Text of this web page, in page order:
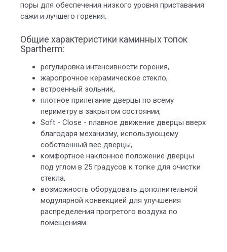
поры для обеспечения низкого уровня приставания
сажи и лучшего горения.
Общие характеристики каминных топок
Spartherm:
регулировка интенсивности горения,
жаропрочное керамическое стекло,
встроенный зольник,
плотное прилегание дверцы по всему
периметру в закрытом состоянии,
Soft - Close - плавное движение дверцы вверх
благодаря механизму, использующему
собственный вес дверцы,
комфортное наклонное положение дверцы
под углом в 25 градусов к топке для очистки
стекла,
возможность оборудовать дополнительной
модулярной конвекцией для улучшения
распределения прогретого воздуха по
помещениям.